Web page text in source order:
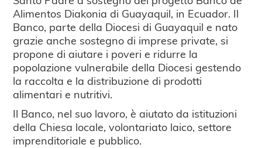
Alimentos Diakonia di Guayaquil, in Ecuador. Il
Banco, parte della Diocesi di Guayaquil e nato
grazie anche sostegno di imprese private, si
propone di aiutare i poveri e ridurre la
popolazione vulnerabile della Diocesi gestendo
la raccolta e la distribuzione di prodotti
alimentari e nutritivi.
Il Banco, nel suo lavoro, è aiutato da istituzioni
della Chiesa locale, volontariato laico, settore
imprenditoriale e pubblico.